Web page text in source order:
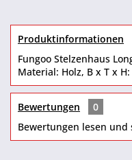
Produktinformationen
Fungoo Stelzenhaus
Material: Holz, B x T x
Bewertungen
0
Bewertungen lesen und